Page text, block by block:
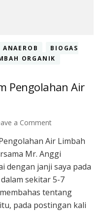
ANAEROB
BIOGAS
ORGANIK
Pengolahan Air
a Commenton
Teknik
Anaerob
dalam
Pengolahan
Air
Limbah
Air Limbah
Mr. Anggi
dengan janji saya pada
sekitar 5-7
tentang
pada postingan kali